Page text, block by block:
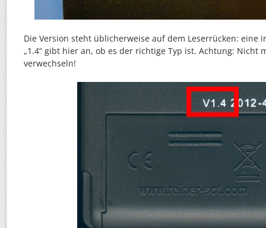
Die Version steht üblicherweise auf dem Leserrücken: eine
„1.4“ gibt hier an, ob es der richtige Typ ist. Achtung: Nicht
verwechseln!